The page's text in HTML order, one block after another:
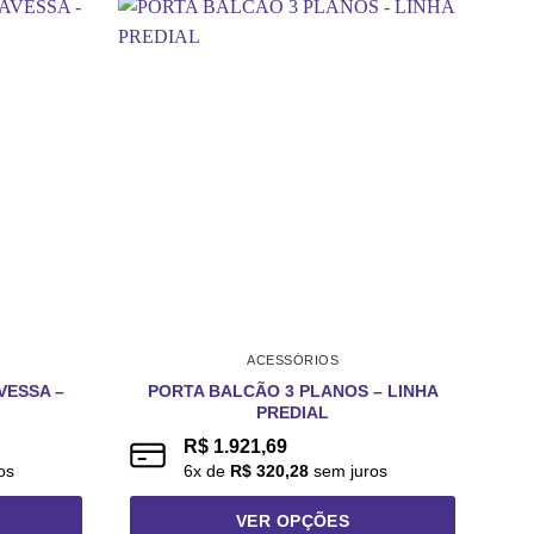
–
ACESSÓRIOS
PORTA BALCÃO 3 PLANOS – LINHA
PREDIAL
R$ 1.921,69
6x de R$ 320,28 sem juros
VER OPÇÕES